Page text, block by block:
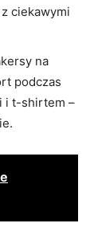
ciekawymi
na
podczas
i t-shirtem –